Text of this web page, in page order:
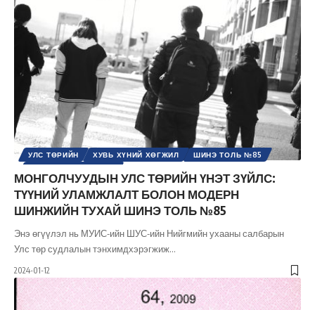
УЛС ТӨРИЙН ХУВЬ ХҮНИЙ ХӨГЖИЛ
ШИНЭ ТОЛЬ №85
МОНГОЛЧУУДЫН УЛС ТӨРИЙН ҮНЭТ ЗҮЙЛС:
ТҮҮНИЙ УЛАМЖЛАЛТ БОЛОН МОДЕРН
ШИНЖИЙН ТУХАЙ ШИНЭ ТОЛЬ №85
Энэ өгүүлэл нь МУИС-ийн ШУС-ийн Нийгмийн ухааны салбарын
Улс төр судлалын тэнхимдхэрэгжиж…
2024-01-12